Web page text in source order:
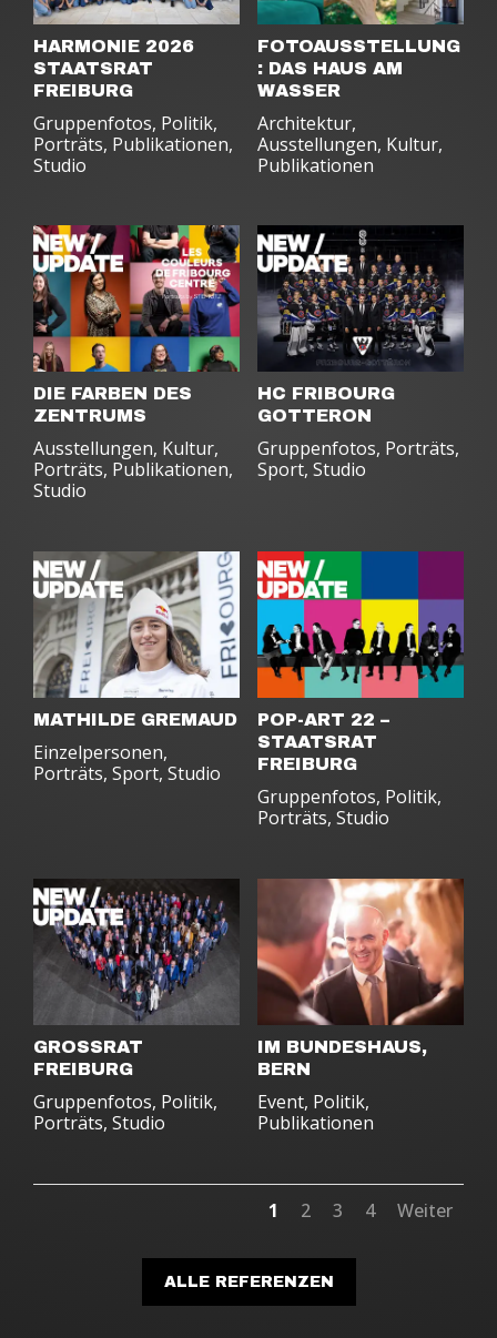
HARMONIE 2026
STAATSRAT
FREIBURG
Gruppenfotos, Politik,
Porträts, Publikationen,
Studio
FOTOAUSSTELLUNG
: DAS HAUS AM
WASSER
Architektur,
Ausstellungen, Kultur,
Publikationen
DIE FARBEN DES
ZENTRUMS
Ausstellungen, Kultur,
Porträts, Publikationen,
Studio
HC FRIBOURG
GOTTERON
Gruppenfotos, Porträts,
Sport, Studio
MATHILDE GREMAUD
Einzelpersonen,
Porträts, Sport, Studio
POP-ART 22 –
STAATSRAT
FREIBURG
Gruppenfotos, Politik,
Porträts, Studio
GROSSRAT
FREIBURG
Gruppenfotos, Politik,
Porträts, Studio
IM BUNDESHAUS,
BERN
Event, Politik,
Publikationen
1 2 3 4 Weiter
ALLE REFERENZEN